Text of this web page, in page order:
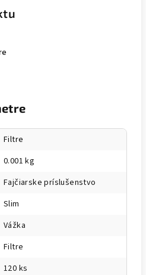
Filtre
0.001 kg
Fajčiarske príslušenstvo
Slim
Vážka
Filtre
120 ks